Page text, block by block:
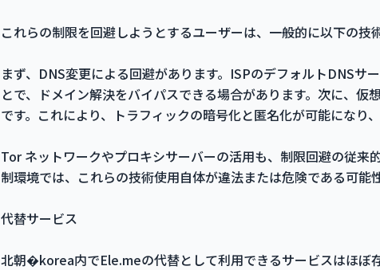
これらの制限を回避しようとするユーザーは、一般的に以下の技
まず、DNS変更による回避があります。ISPのデフォルトDNSサ
とで、ドメイン解決をバイパスできる場合があります。次に、
です。これにより、トラフィックの暗号化と匿名化が可能になり
Tor ネットワークやプロキシサーバーの活用も、制限回避の従
制環境では、これらの技術使用自体が違法または危険である可能
代替サービス
北朝�korea内でEle.meの代替として利用できるサービスはほぼ